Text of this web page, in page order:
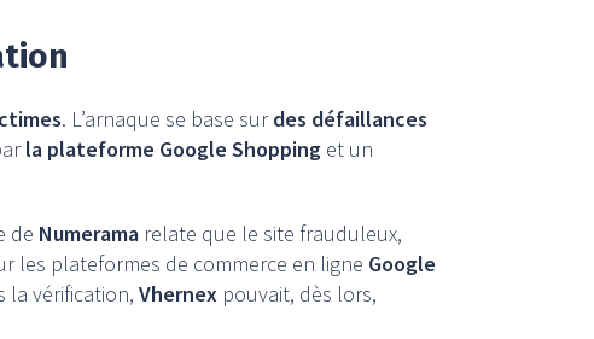
. L’arnaque se base surdes défaillances
la plateforme Google Shopping et un
de Numerama relate que le site frauduleux,
les plateformes de commerce en ligne Google
la vérification, Vhernex pouvait, dès lors,